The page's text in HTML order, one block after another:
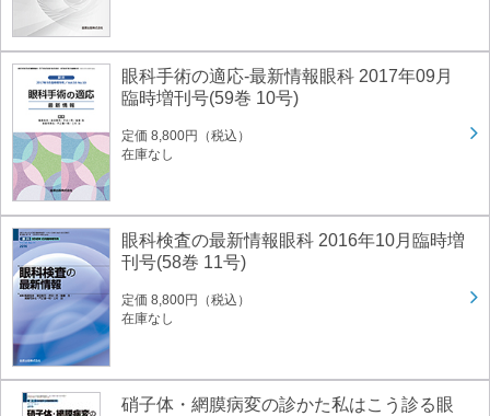
眼科手術の適応-最新情報眼科 2017年09月
臨時増刊号(59巻 10号)
定価 8,800円（税込）
在庫なし
眼科検査の最新情報眼科 2016年10月臨時増
刊号(58巻 11号)
定価 8,800円（税込）
在庫なし
硝子体・網膜病変の診かた私はこう診る眼